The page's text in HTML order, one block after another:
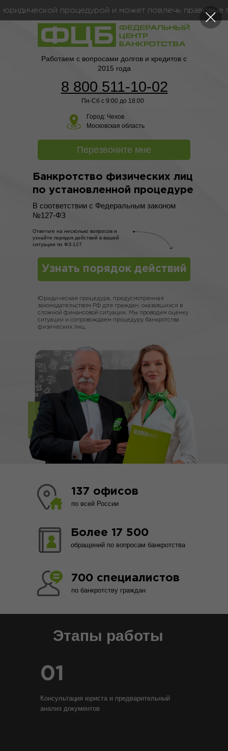
процедурой и может повлечь правовые
В соответствии с Федеральным законом
№127-ФЗ
Банкротство физических лиц
по установленной процедуре
Узнать порядок действий
Юридическая процедура, предусмотренная
законодательством РФ для граждан, оказавшихся в
сложной финансовой ситуации. Мы проводим оценку
ситуации и сопровождаем процедуру банкротства
физических лиц.
Ответьте на несколько вопросов и
узнайте порядок действий в вашей
ситуации по ФЗ-127
Перезвоните мне
8 800 511-10-02
Пн-Сб с 9:00 до 18:00
Город: Чехов
Московская область
Работаем с вопросами долгов и кредитов с
2015 года
обращений по вопросам банкротства
Более 17 500
по банкротству граждан
700 специалистов
по всей России
137 офисов
Этапы работы
01
Консультация юриста и предварительный
анализ документов